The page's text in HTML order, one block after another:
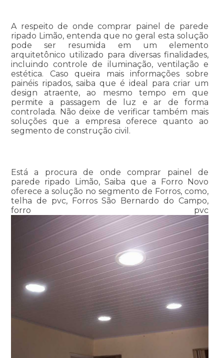
A respeito de onde comprar painel de parede
ripado Limão, entenda que no geral esta solução
pode ser resumida em um elemento
arquitetônico utilizado para diversas finalidades,
incluindo controle de iluminação, ventilação e
estética. Caso queira mais informações sobre
painéis ripados, saiba que é ideal para criar um
design atraente, ao mesmo tempo em que
permite a passagem de luz e ar de forma
controlada. Não deixe de verificar também mais
soluções que a empresa oferece quanto ao
segmento de construção civil.
Está a procura de onde comprar painel de
parede ripado Limão, Saiba que a Forro Novo
oferece a solução no segmento de Forros, como,
telha de pvc, Forros São Bernardo do Campo,
forro pvc